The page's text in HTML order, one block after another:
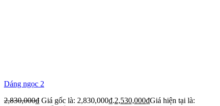
Dáng ngọc 2
2,830,000₫ Giá gốc là: 2,830,000₫.2,530,000₫Giá hiện tại là: